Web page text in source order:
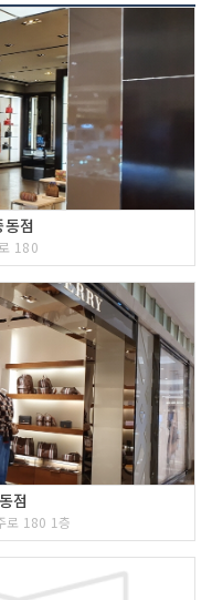
점
180
점
로 180 1층